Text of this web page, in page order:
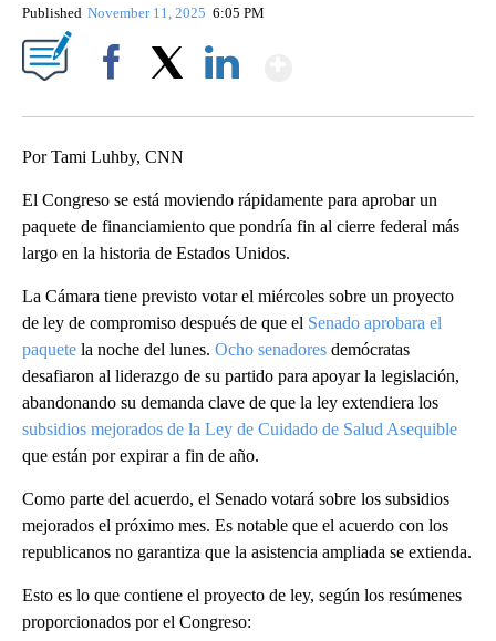
Published November 11, 2025 6:05 PM
Por Tami Luhby, CNN
El Congreso se está moviendo rápidamente para aprobar un
paquete de financiamiento que pondría fin al cierre federal más
largo en la historia de Estados Unidos.
La Cámara tiene previsto votar el miércoles sobre un proyecto
de ley de compromiso después de que el Senado aprobara el
paquete la noche del lunes. Ocho senadores demócratas
desafiaron al liderazgo de su partido para apoyar la legislación,
abandonando su demanda clave de que la ley extendiera los
subsidios mejorados de la Ley de Cuidado de Salud Asequible
que están por expirar a fin de año.
Como parte del acuerdo, el Senado votará sobre los subsidios
mejorados el próximo mes. Es notable que el acuerdo con los
republicanos no garantiza que la asistencia ampliada se extienda.
Esto es lo que contiene el proyecto de ley, según los resúmenes
proporcionados por el Congreso: